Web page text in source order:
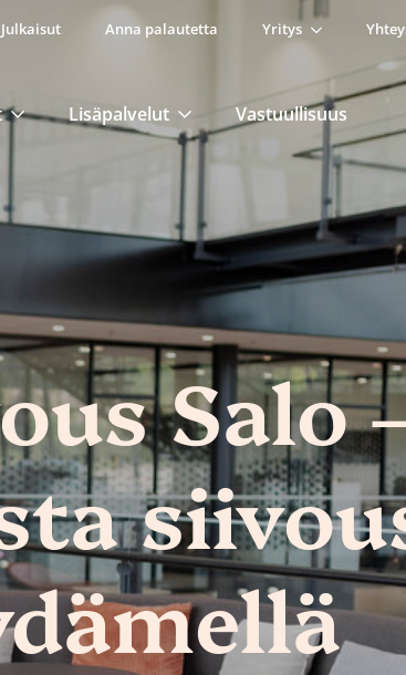
Julkaisut Anna palautetta Yritys
Lisäpalvelut Vastuullisuus
Salo